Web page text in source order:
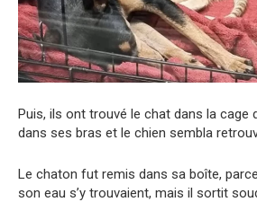
Puis, ils ont trouvé le chat dans la cage
dans ses bras et le chien sembla
Le chaton fut remis dans sa boîte,
son eau s’y trouvaient, mais il sortit